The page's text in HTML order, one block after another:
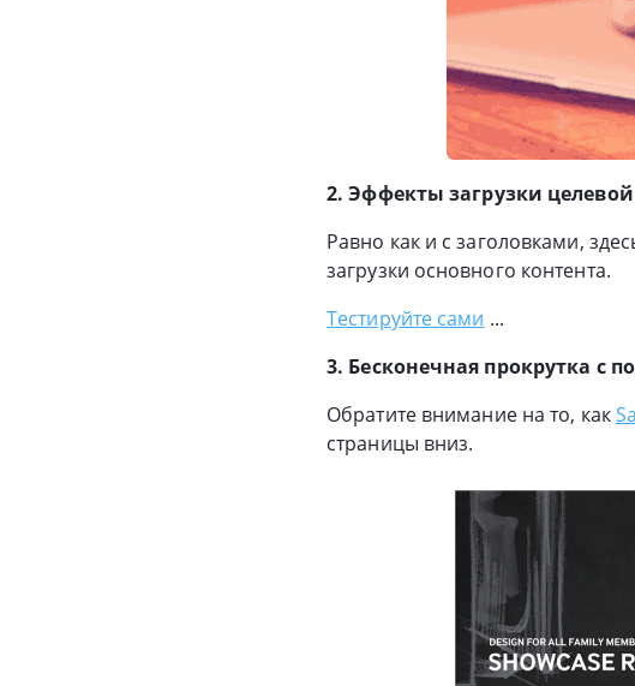
2. Эффекты загрузки
Равно как и с заголовками,
загрузки основного контента.
Тестируйте сами ...
3. Бесконечная прокрутка
Обратите внимание на то, как
страницы вниз.